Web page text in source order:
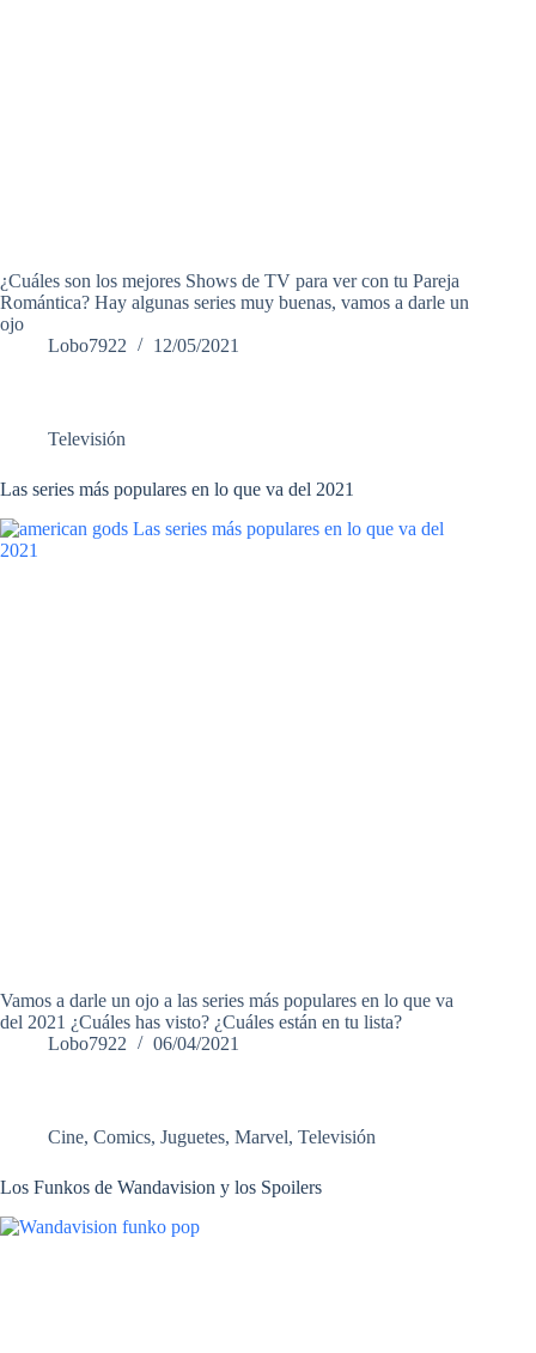
¿Cuáles son los mejores Shows de TV para ver con tu Pareja
Romántica? Hay algunas series muy buenas, vamos a darle un
ojo
Lobo7922
12/05/2021
Televisión
Las series más populares en lo que va del 2021
Vamos a darle un ojo a las series más populares en lo que va
del 2021 ¿Cuáles has visto? ¿Cuáles están en tu lista?
Lobo7922
06/04/2021
Cine, Comics, Juguetes, Marvel, Televisión
Los Funkos de Wandavision y los Spoilers